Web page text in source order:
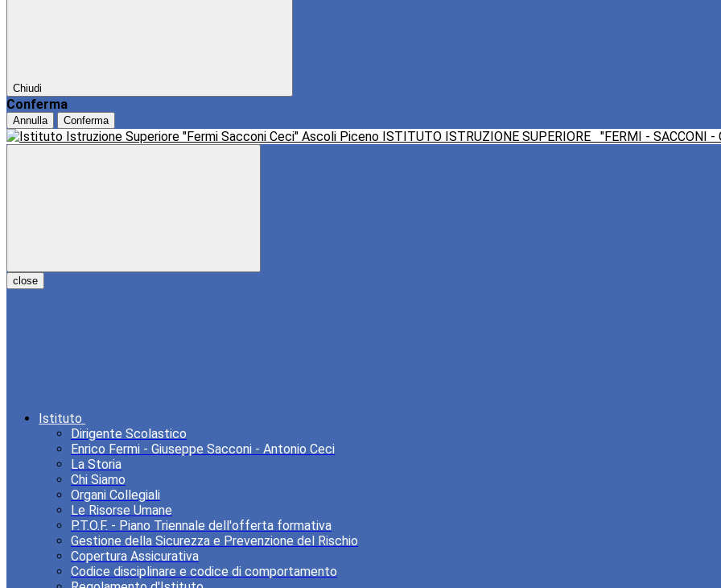
Chiudi
Conferma
Annulla Conferma
ISTITUTO ISTRUZIONE SUPERIORE "FERMI - SACCONI -
close
Istituto
Dirigente Scolastico
Enrico Fermi - Giuseppe Sacconi - Antonio Ceci
La Storia
Chi Siamo
Organi Collegiali
Le Risorse Umane
P.T.O.F. - Piano Triennale dell'offerta formativa
Gestione della Sicurezza e Prevenzione del Rischio
Copertura Assicurativa
Codice disciplinare e codice di comportamento